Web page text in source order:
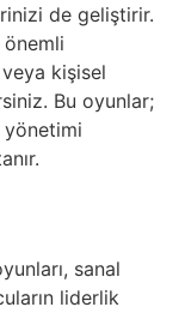
de geliştirir.
kişisel
Bu oyunlar;
sanal
liderlik